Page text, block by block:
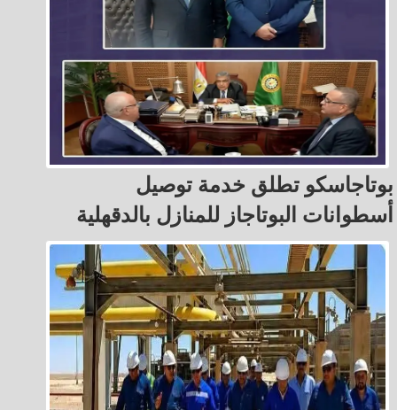
بوتاجاسكو تطلق خدمة توصيل
أسطوانات البوتاجاز للمنازل بالدقهلية